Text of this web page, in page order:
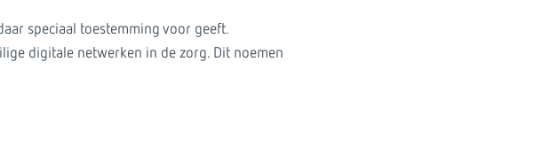
speciaal toestemming voor geeft.
digitale netwerken in de zorg. Dit noemen